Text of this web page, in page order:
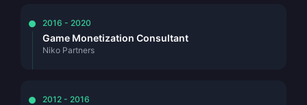
2016 - 2020
Game Monetization Consultant
Niko Partners
2012 - 2016